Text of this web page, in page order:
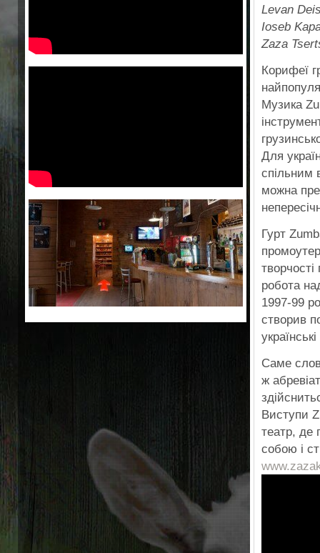
Levan
Ioseb
Zaza
Корифеї
Музика
Для
спільним
можна
Гурт
робота
1997-99
створив
Саме
ж
Виступи
театр, де
собою і